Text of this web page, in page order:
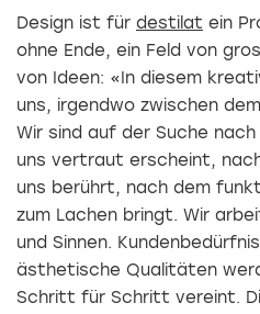
Design ist für destilat ein
ohne Ende, ein Feld von
von Ideen: «In diesem
uns, irgendwo zwischen
Wir sind auf der Suche
uns vertraut erscheint,
uns berührt, nach dem
zum Lachen bringt. Wir
und Sinnen.
ästhetische Qualitäten
Schritt für Schritt vereint.